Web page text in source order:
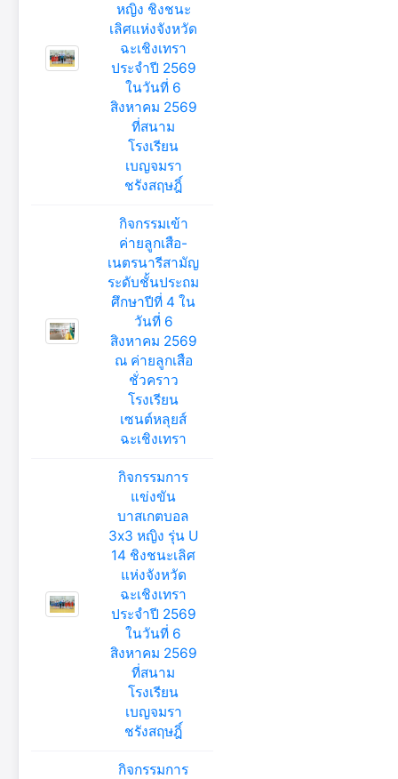
หญิง ชิงชนะ
เลิศแห่งจังหวัด
ฉะเชิงเทรา
ประจำปี 2569
ในวันที่ 6
สิงหาคม 2569
ที่สนาม
โรงเรียน
เบญจมรา
ชรังสฤษฎิ์
กิจกรรมเข้า
ค่ายลูกเสือ-
เนตรนารีสามัญ
ระดับชั้นประถม
ศึกษาปีที่ 4 ใน
วันที่ 6
สิงหาคม 2569
ณ ค่ายลูกเสือ
ชั่วคราว
โรงเรียน
เซนต์หลุยส์
ฉะเชิงเทรา
กิจกรรมการ
แข่งขัน
บาสเกตบอล
3x3 หญิง รุ่น U
14 ชิงชนะเลิศ
แห่งจังหวัด
ฉะเชิงเทรา
ประจำปี 2569
ในวันที่ 6
สิงหาคม 2569
ที่สนาม
โรงเรียน
เบญจมรา
ชรังสฤษฎิ์
กิจกรรมการ